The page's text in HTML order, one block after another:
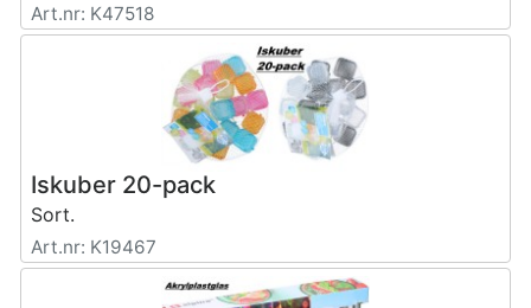
Art.nr: K47518
Iskuber 20-pack
Sort.
Art.nr: K19467